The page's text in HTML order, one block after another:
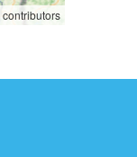
contributors